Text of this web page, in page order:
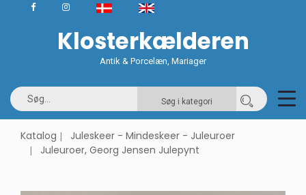
Klosterkælderen
Antik & Porcelæn, Mariager
Søg i kategori
Katalog
Juleskeer - Mindeskeer - Juleuroer
Juleuroer, Georg Jensen Julepynt